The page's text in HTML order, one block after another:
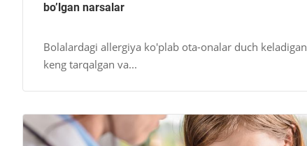
Bolalardagi allergiya ko'plab ota-onalar duch keladigan
keng tarqalgan va...
bo’lgan narsalar